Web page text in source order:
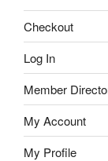
Checkout
Log In
Member
My Account
My Profile